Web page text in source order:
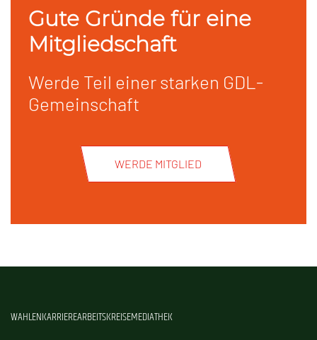
Gute Gründe für eine
Mitgliedschaft
Werde Teil einer starken GDL-
Gemeinschaft
WERDE MITGLIED
WAHLENKARRIEREARBEITSKREISEMEDIATHEK